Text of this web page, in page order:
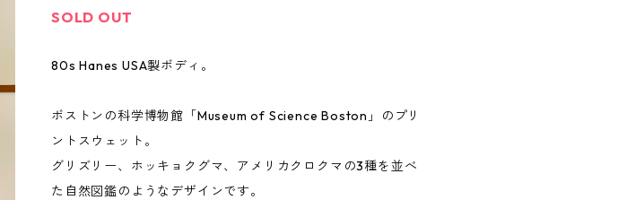
SOLD OUT
80s Hanes USA製ボディ。
ボストンの科学博物館「Museum of Science Boston」のプリ
ントスウェット。
グリズリー、ホッキョクグマ、アメリカクロクマの3種を並べ
た自然図鑑のようなデザインです。